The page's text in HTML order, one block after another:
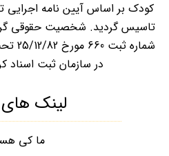
کودک بر اساس آیین نامه اجرایی
تاسیس گردید. شخصیت حقوقی
در سازمان ثبت اسناد
لینک
ما کی